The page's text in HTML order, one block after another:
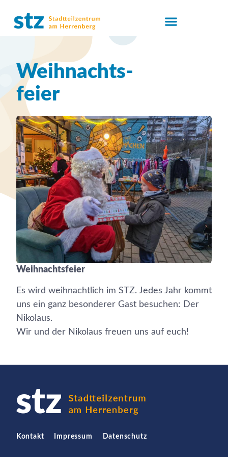
Weihnachts-
feier
Weihnachtsfeier
Es wird weihnachtlich im STZ. Jedes Jahr kommt
uns ein ganz besonderer Gast besuchen: Der
Nikolaus.
Wir und der Nikolaus freuen uns auf euch!
Kontakt Impressum Datenschutz